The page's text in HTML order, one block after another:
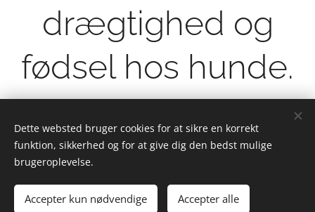
drægtighed og
fødsel hos hunde.
Dette websted bruger cookies for at sikre en korrekt
funktion, sikkerhed og for at give dig den bedst mulige
brugeroplevelse.
Accepter kun nødvendige Accepter alle